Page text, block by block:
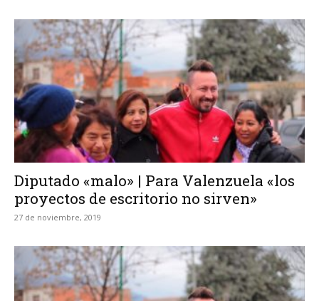
Diputado «malo» | Para Valenzuela «los
proyectos de escritorio no sirven»
27 de noviembre, 2019